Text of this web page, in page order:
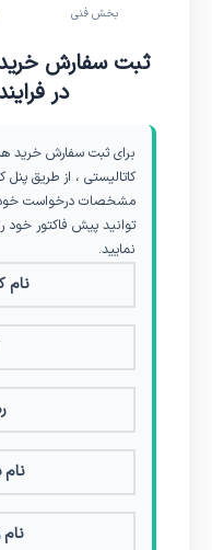
بخش فنی
ثبت سفارش
در
برای ثبت سفارش خرید
کاتالیستی ، از طریق پنل
مشخصات درخواست خود
توانید پیش فاکتور
نمایید.